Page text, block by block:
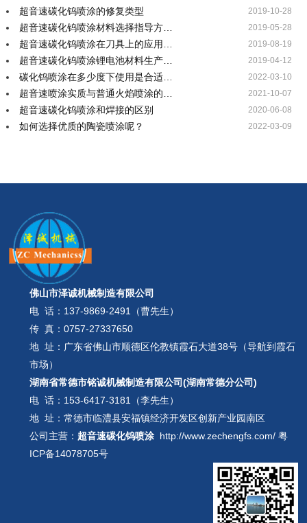
超音速碳化钨喷涂的修复类型 2019-10-28
超音速碳化钨喷涂材料选择指导方… 2019-05-28
超音速碳化钨喷涂在刀具上的应用… 2019-08-19
超音速碳化钨喷涂锂电池材料生产… 2019-04-12
碳化钨喷涂在多少度下使用是合适… 2022-03-10
超音速喷涂实质与普通火焰喷涂的… 2021-10-07
超音速碳化钨喷涂和焊接的区别 2020-06-08
如何选择优质的陶瓷喷涂呢？ 2022-03-09
佛山市泽诚机械制造有限公司
电 话： 137-9869-2491（曹先生）
传 真：0757-27337650
地 址：广东省佛山市顺德区伦教镇霞石大道38号（导航到霞石
市场）
湖南省常德市铭诚机械制造有限公司(湖南常德分公司)
电 话： 153-6417-3181（李先生）
地 址：常德市临澧县安福镇经济开发区创新产业园南区
公司主营： 超音速碳化钨喷涂 http://www.zechengfs.com/ 粤
ICP备14078705号